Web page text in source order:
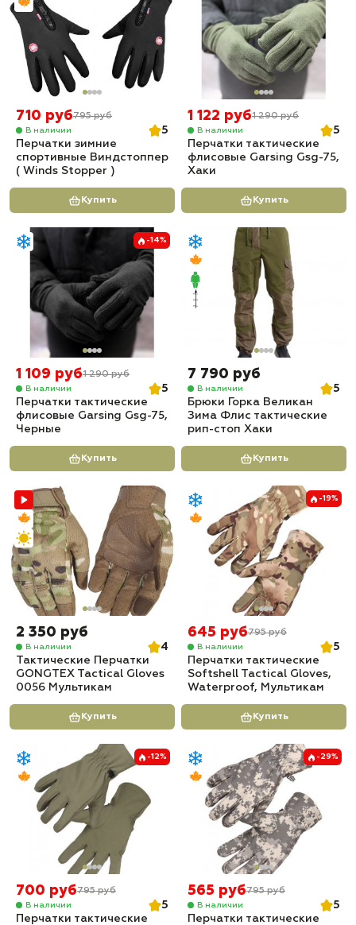
710 руб795 руб
В наличии
5
Перчатки зимние
спортивные Виндстоппер
( Winds Stopper )
Купить
1 122 руб1 290 руб
В наличии
5
Перчатки тактические
флисовые Garsing Gsg-75,
Хаки
Купить
-14%
1 109 руб1 290 руб
В наличии
5
Перчатки тактические
флисовые Garsing Gsg-75,
Черные
Купить
7 790 руб
В наличии
5
Брюки Горка Великан
Зима Флис тактические
рип-стоп Хаки
Купить
2 350 руб
В наличии
4
Тактические Перчатки
GONGTEX Tactical Gloves
0056 Мультикам
Купить
-19%
645 руб795 руб
В наличии
5
Перчатки тактические
Softshell Tactical Gloves,
Waterproof, Мультикам
Купить
-12%
700 руб795 руб
В наличии
5
Перчатки тактические
-29%
565 руб795 руб
В наличии
5
Перчатки тактические